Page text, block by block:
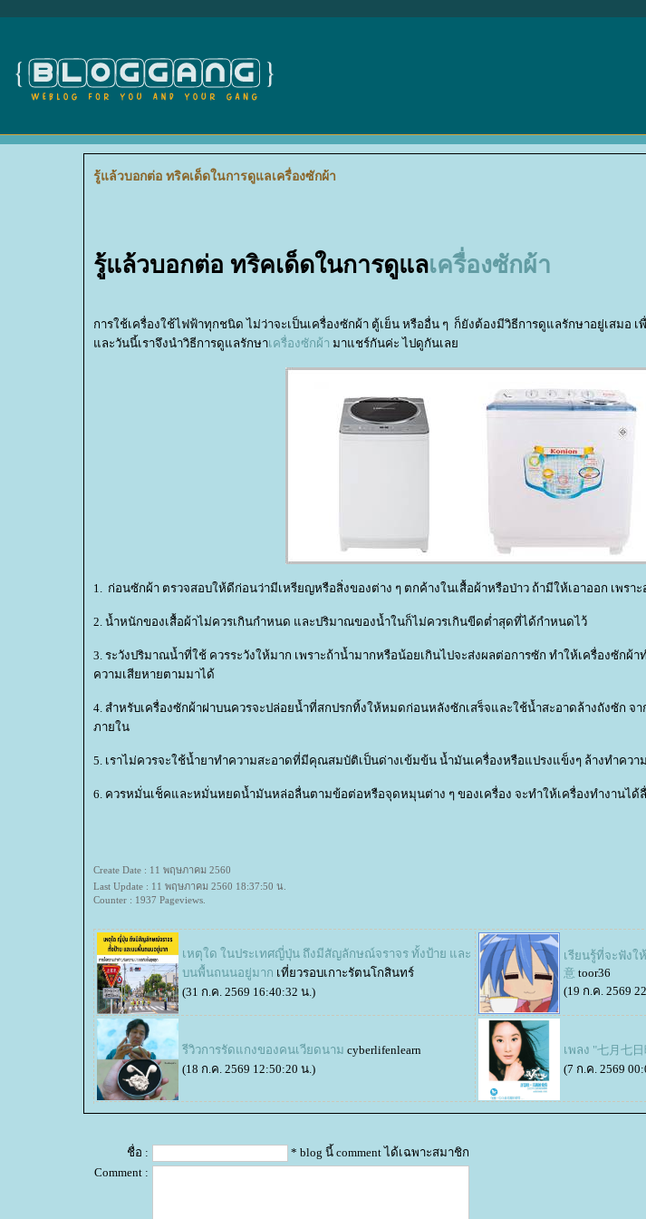
รู้แล้วบอกต่อ ทริคเด็ดในการดูแลเครื่องซักผ้า
รู้แล้วบอกต่อ ทริคเด็ดในการดูแลเครื่องซักผ้า
การใช้เครื่องใช้ไฟฟ้าทุกชนิด ไม่ว่าจะเป็นเครื่องซักผ้า ตู้เย็น หรืออื่น ๆ ก็ยังต้องมีวิธีการดูแลรักษาอยู่เสมอ
ละวันนี้เราจึงนำวิธีการดูแลรักษาเครื่องซักผ้า มาแชร์กันค่ะ ไปดูกันเล
1. ก่อนซักผ้า ตรวจสอบให้ดีก่อนว่ามีเหรียญหรือสิ่งของต่าง ๆ ตกค้างในเสื้อผ้าหรือป่าว ถ้ามีให้เอาออก เพรา
2. น้ำหนักของเสื้อผ้าไม่ควรเกินกำหนด และปริมาณของน้ำในก็ไม่ควรเกินขีดต่ำสุดที่ได้กำหนดไว้
3. ระวังปริมาณน้ำที่ใช้ ควรระวังให้มาก เพราะถ้าน้ำมากหรือน้อยเกินไปจะส่งผลต่อการซัก ทำให้เครื่องซักผ้
ความเสียหายตามมาได้
4. สำหรับเครื่องซักผ้าฝาบนควรจะปล่อยน้ำที่สกปรกทิ้งให้หมดก่อนหลังซักเสร็จและใช้น้ำสะอาดล้างถังซัก จ
ภายใน
5. เราไม่ควรจะใช้น้ำยาทำความสะอาดที่มีคุณสมบัติเป็นด่างเข้มข้น น้ำมันเครื่องหรือแปรงแข็งๆ ล้างทำควา
6. ควรหมั่นเช็คและหมั่นหยดน้ำมันหล่อลื่นตามข้อต่อหรือจุดหมุนต่าง ๆ ของเครื่อง จะทำให้เครื่องทำงานได้
Create Date : 11 พฤษภาคม 2560
Last Update : 11 พฤษภาคม 2560 18:37:50 น.
Counter : 1937 Pageviews.
เหตุใด ในประเทศญี่ปุ่น ถึงมีสัญลักษณ์จราจร ทั้งป้าย และ
บนพื้นถนนอยู่มาก เที่ยวรอบเกาะรัตนโกสินทร์
(31 ก.ค. 2569 16:40:32 น.)
เรียนรู้ที่จะฟังใ
意 toor36
(19 ก.ค. 2569
รีวิวการรัดแกงของคนเวียดนาม cyberlifenlearn
(18 ก.ค. 2569 12:50:20 น.)
เพลง "七月七
(7 ก.ค. 2569
ชื่อ :
* blog นี้ comment ได้เฉพาะสมาชิก
Comment :